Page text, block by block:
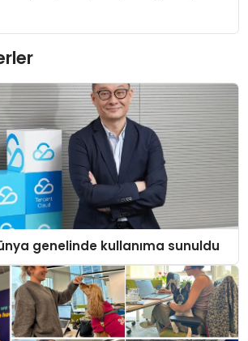
genelinde kullanıma sunuldu